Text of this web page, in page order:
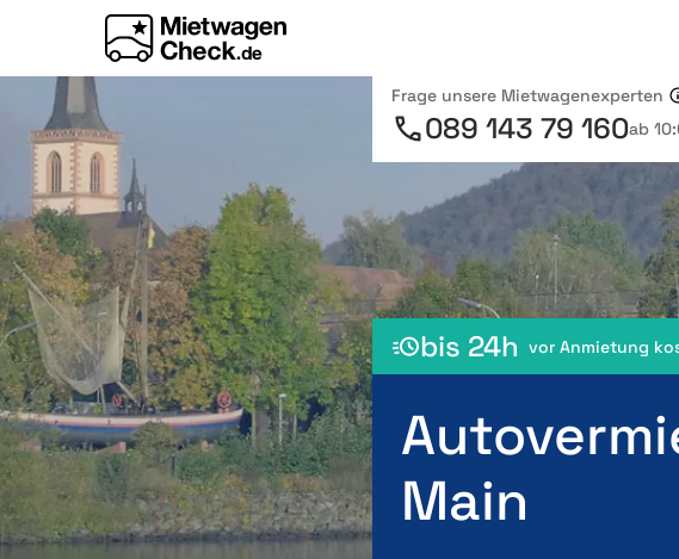
Frage unsere Mietwagenexperten
089 143 79 160ab
bis 24h vor Anmietung
Main